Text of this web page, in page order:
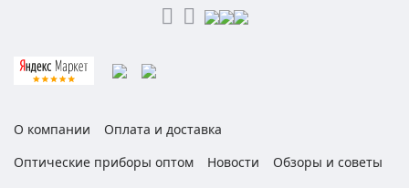
О компании
Оплата и доставка
Оптические приборы оптом
Новости
Обзоры и советы